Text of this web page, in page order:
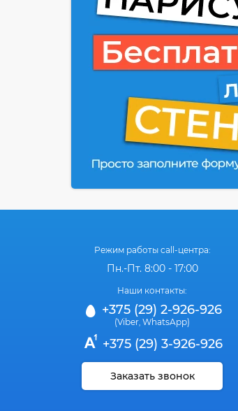
Режим работы call-центра:
Пн.-Пт. 8:00 - 17:00
Наши контакты:
+375 (29) 2-926-926
(Viber, WhatsApp)
+375 (29) 3-926-926
Заказать звонок